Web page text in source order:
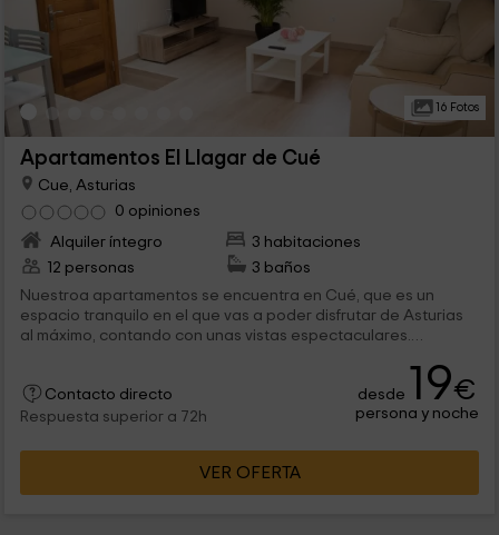
16 Fotos
Apartamentos El Llagar de Cué
Cue, Asturias
0 opiniones
Alquiler íntegro
3 habitaciones
12 personas
3 baños
Nuestroa apartamentos se encuentra en Cué, que es un
espacio tranquilo en el que vas a poder disfrutar de Asturias
al máximo, contando con unas vistas espectaculares.
sentirse como en casa y aprovechar sus vacaciones. ¡Te
esperamos!
Contacto directo
Respuesta superior a 72h
desde 19€
persona y noche
VER OFERTA